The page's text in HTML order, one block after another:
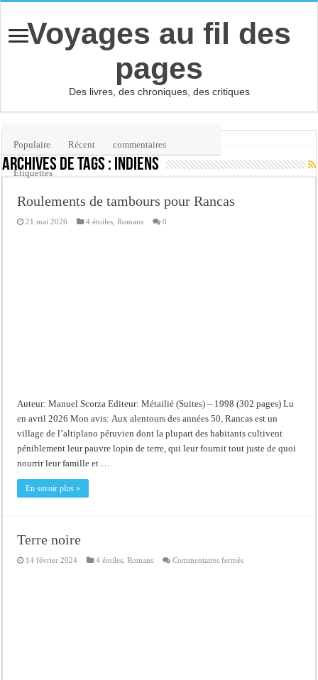
Voyages au fil des
pages
Des livres, des chroniques, des critiques
Archives de tags : Indiens
Roulements de tambours pour Rancas
21 mai 2026 4 étoiles ,Romans 0
Auteur: Manuel Scorza Editeur: Métailié (Suites) – 1998 (302 pages) Lu
en avril 2026 Mon avis: Aux alentours des années 50, Rancas est un
village de l’altiplano péruvien dont la plupart des habitants cultivent
péniblement leur pauvre lopin de terre, qui leur fournit tout juste de quoi
nourrir leur famille et …
En savoir plus »
Terre noire
14 février 2024 4 étoiles ,Romans Commentaires ferméssur
Populaire Récent commentaires
Etiquettes